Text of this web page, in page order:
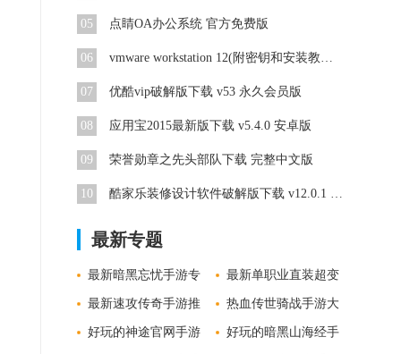
05 点睛OA办公系统 官方免费版
06 vmware workstation 12(附密钥和安装教程) v17.5.1
07 优酷vip破解版下载 v53 永久会员版
08 应用宝2015最新版下载 v5.4.0 安卓版
09 荣誉勋章之先头部队下载 完整中文版
10 酷家乐装修设计软件破解版下载 v12.0.1 免费版
最新专题
最新暗黑忘忧手游专
区
最新单职业直装超变
手游排行
最新速攻传奇手游推
荐
热血传世骑战手游大
全
好玩的神途官网手游 好玩的暗黑山海经手